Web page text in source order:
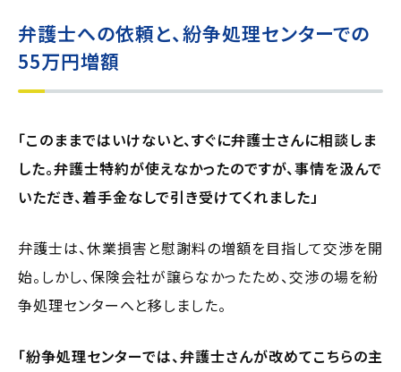
弁護士への依頼と、紛争処理センターでの
55万円増額
「このままではいけないと、すぐに弁護士さんに相談しま
した。弁護士特約が使えなかったのですが、事情を汲んで
いただき、着手金なしで引き受けてくれました」
弁護士は、休業損害と慰謝料の増額を目指して交渉を開
始。しかし、保険会社が譲らなかったため、交渉の場を紛
争処理センターへと移しました。
「紛争処理センターでは、弁護士さんが改めてこちらの主